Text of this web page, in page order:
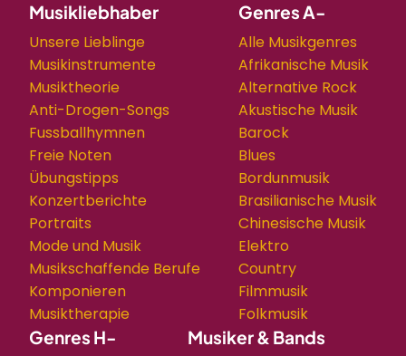
Musikliebhaber
Unsere Lieblinge
Musikinstrumente
Musiktheorie
Anti-Drogen-Songs
Fussballhymnen
Freie Noten
Übungstipps
Konzertberichte
Portraits
Mode und Musik
Musikschaffende Berufe
Komponieren
Musiktherapie
Genres A-
Alle Musikgenres
Afrikanische Musik
Alternative Rock
Akustische Musik
Barock
Blues
Bordunmusik
Brasilianische Musik
Chinesische Musik
Elektro
Country
Filmmusik
Folkmusik
Genres H- Musiker & Bands